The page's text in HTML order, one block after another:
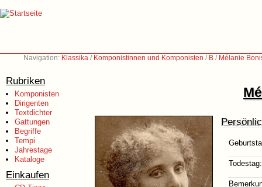
Navigation: Klassika / Komponistinnen und Komponisten / B / Mélanie
Rubriken
Komponisten
Dirigenten
Textdichter
Gattungen
Begriffe
Tempi
Jahrestage
Kataloge
Einkaufen
Todestag: